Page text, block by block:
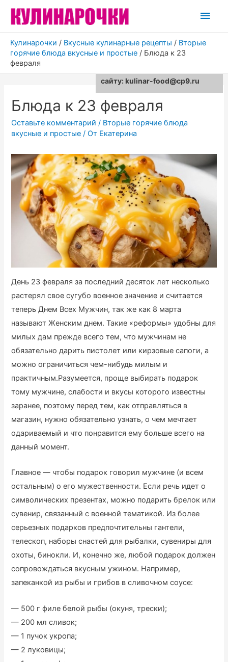
Кулинарочки / Вкусные кулинарные рецепты / Вторые
горячие блюда вкусные и простые / Блюда к 23
февраля
Блюда к 23 февраля
Оставьте комментарий / Вторые горячие блюда
вкусные и простые / От Екатерина
День 23 февраля за последний десяток лет несколько
растерял свое сугубо военное значение и считается
теперь Днем Всех Мужчин, так же как 8 марта
называют Женским днем. Такие «реформы» удобны для
милых дам прежде всего тем, что мужчинам не
обязательно дарить пистолет или кирзовые сапоги, а
можно ограничиться чем-нибудь милым и
практичным.Разумеется, проще выбирать подарок
тому мужчине, слабости и вкусы которого известны
заранее, поэтому перед тем, как отправляться в
магазин, нужно обязательно узнать, о чем мечтает
одариваемый и что понравится ему больше всего на
данный момент.
Главное — чтобы подарок говорил мужчине (и всем
остальным) о его мужественности. Если речь идет о
символических презентах, можно подарить брелок или
сувенир, связанный с военной тематикой. Из более
серьезных подарков предпочтительны гантели,
телескоп, наборы снастей для рыбалки, сувениры для
охоты, бинокли. И, конечно же, любой подарок должен
сопровождаться вкусным ужином. Например,
запеканкой из рыбы и грибов в сливочном соусе:
— 500 г филе белой рыбы (окуня, трески);
— 200 мл сливок;
— 1 пучок укропа;
— 2 луковицы;
сайту: kulinar-food@cp9.ru